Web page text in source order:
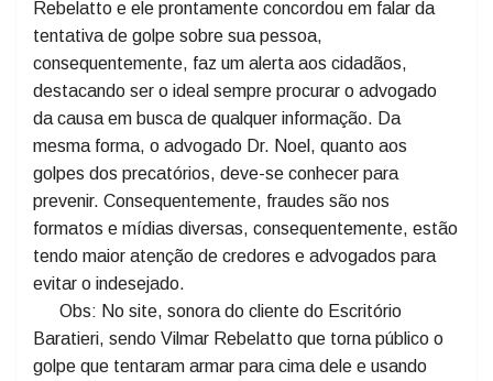
Rebelatto, o qual é cliente do Escritório Baratieri e do
advogado Noel. Sendo que a Reportagem de O
TEMPO jornal de fato entrou em contato com
Rebelatto e ele prontamente concordou em falar da
tentativa de golpe sobre sua pessoa,
consequentemente, faz um alerta aos cidadãos,
destacando ser o ideal sempre procurar o advogado
da causa em busca de qualquer informação. Da
mesma forma, o advogado Dr. Noel, quanto aos
golpes dos precatórios, deve-se conhecer para
prevenir. Consequentemente, fraudes são nos
formatos e mídias diversas, consequentemente, estão
tendo maior atenção de credores e advogados para
evitar o indesejado.